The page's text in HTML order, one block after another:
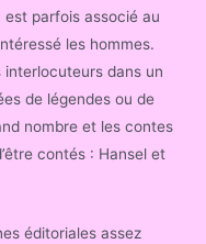
est parfois associé au
les hommes.
interlocuteurs dans un
de légendes ou de
nombre et les contes
contés : Hansel et
éditoriales assez